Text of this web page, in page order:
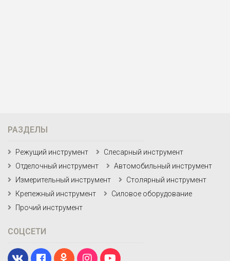
РАЗДЕЛЫ
Режущий инструмент
Слесарный инструмент
Отделочный инструмент
Автомобильный инструмент
Измерительный инструмент
Столярный инструмент
Крепежный инструмент
Силовое оборудование
Прочий инструмент
СОЦСЕТИ